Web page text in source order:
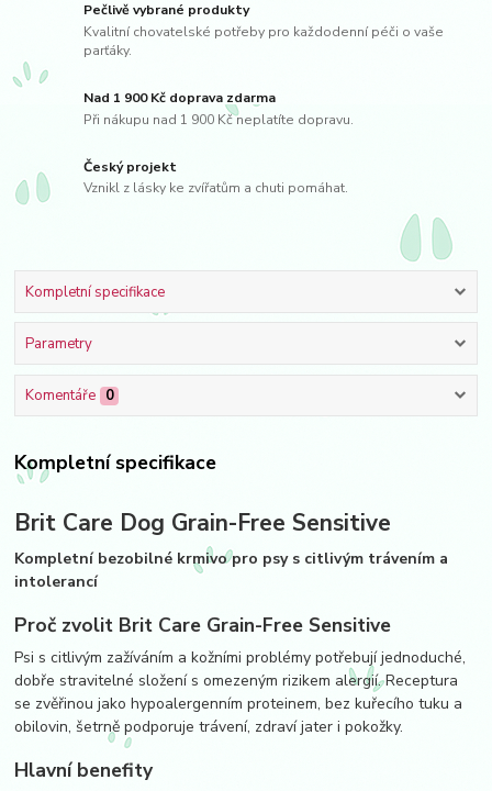
Pečlivě vybrané produkty
Kvalitní chovatelské potřeby pro každodenní péči o vaše
parťáky.
Nad 1 900 Kč doprava zdarma
Při nákupu nad 1 900 Kč neplatíte dopravu.
Český projekt
Vznikl z lásky ke zvířatům a chuti pomáhat.
Kompletní specifikace
Parametry
Komentáře 0
Kompletní specifikace
Brit Care Dog Grain-Free Sensitive
Kompletní bezobilné krmivo pro psy s citlivým trávením a
intolerancí
Proč zvolit Brit Care Grain-Free Sensitive
Psi s citlivým zažíváním a kožními problémy potřebují jednoduché,
dobře stravitelné složení s omezeným rizikem alergií. Receptura
se zvěřinou jako hypoalergenním proteinem, bez kuřecího tuku a
obilovin, šetrně podporuje trávení, zdraví jater i pokožky.
Hlavní benefity